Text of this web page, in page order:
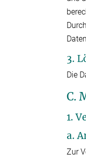
3.
Die
C.
1.
a.
Zur